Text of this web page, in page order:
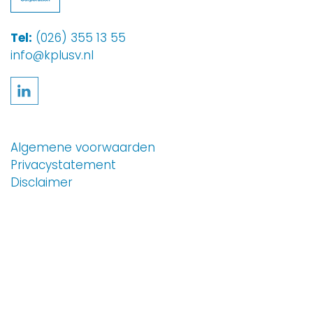
Tel: (026) 355 13 55
info@kplusv.nl
Algemene voorwaarden
Privacystatement
Disclaimer